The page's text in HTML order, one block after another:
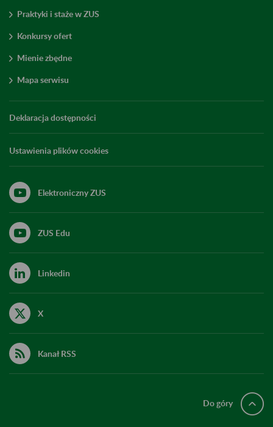
Praktyki i staże w ZUS
Konkursy ofert
Mienie zbędne
Mapa serwisu
Deklaracja dostępności
Ustawienia plików cookies
Elektroniczny ZUS
ZUS Edu
Linkedin
X
Kanał RSS
Do góry